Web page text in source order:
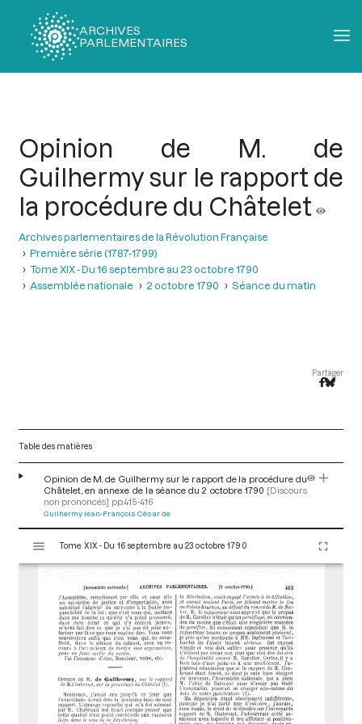
ARCHIVES
PARLEMENTAIRES
Opinion de M. de
Guilhermy sur le rapport de
la procédure du Châtelet
Archives parlementaires de la Révolution Française
Première série (1787-1799)
Tome XIX - Du 16 septembre au 23 octobre 1790
Assemblée nationale
2 octobre 1790 Séance du matin
Partager
Table des matières
Opinion de M. de Guilhermy sur le rapport de la procédure du
Châtelet, en annexe de la séance du 2 octobre 1790 [Discours
non prononcés] pp.415-416
Guilhermy Jean-François César de
s
Tome XIX - Du 16 septembre au 23 octobre 1790